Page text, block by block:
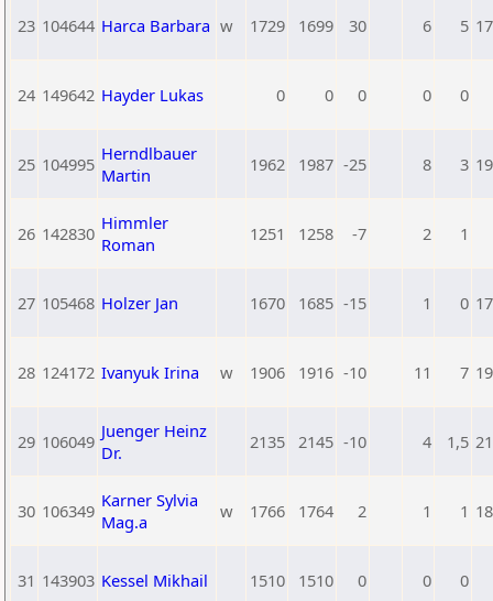
23 104644 Harca Barbara w 1729 1699 30 6 5
24 149642 Hayder Lukas 0 0 0 0 0
25 104995 Herndlbauer
Martin
1962 1987 -25 8 3
26 142830 Himmler
Roman
1251 1258 -7 2 1
27 105468 Holzer Jan 1670 1685 -15 1 0
28 124172 Ivanyuk Irina w 1906 1916 -10 11 7
29 106049 Juenger Heinz
Dr.
2135 2145 -10 4 1,5
30 106349 Karner Sylvia
Mag.a
w 1766 1764 2 1 1
31 143903 Kessel Mikhail 1510 1510 0 0 0